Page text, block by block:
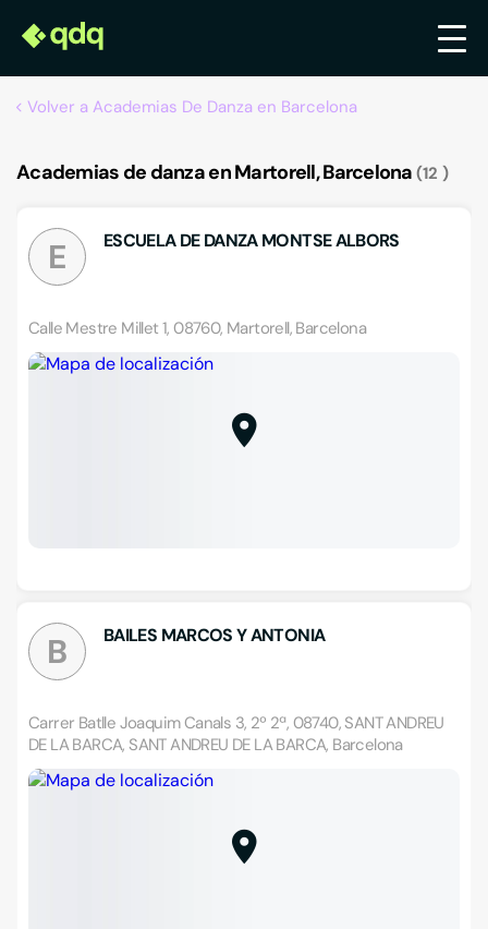
Volver a Academias De Danza en Barcelona
Academias de danza en Martorell, Barcelona 12
E ESCUELA DE DANZA MONTSE ALBORS
Calle Mestre Millet 1, 08760, Martorell, Barcelona
B BAILES MARCOS Y ANTONIA
Carrer Batlle Joaquim Canals 3, 2º 2ª, 08740, SANT ANDREU
DE LA BARCA, SANT ANDREU DE LA BARCA, Barcelona